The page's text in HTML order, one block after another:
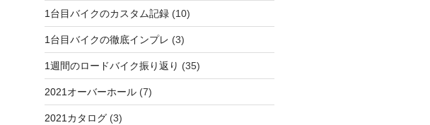
1台目バイクのカスタム記録(10)
1台目バイクの徹底インプレ (3)
1週間のロードバイク振り返り (35)
2021オーバーホール(7)
2021カタログ(3)